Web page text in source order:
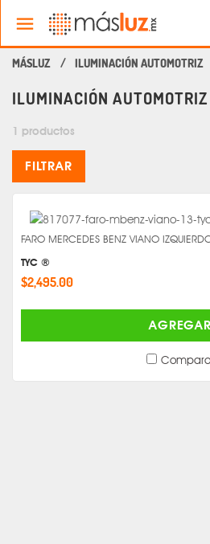
ILUMINACIÓN AUTOMOTRIZ
ILUMINACIÓN AUTOMOTRIZ
1 productos
FILTRAR
FARO MERCEDES BENZ VIANO
TYC ®
$2,495.00
AGREGAR